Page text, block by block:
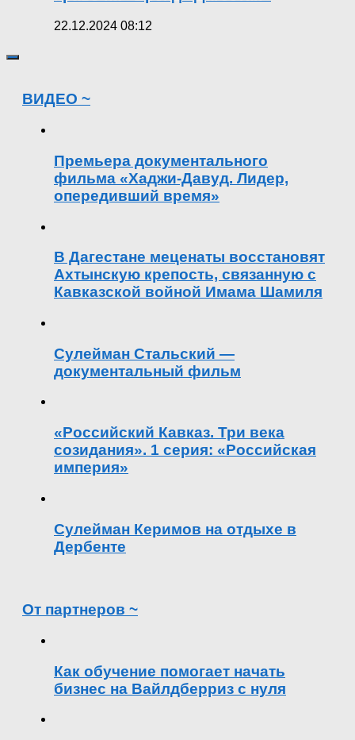
22.12.2024 08:12
ВИДЕО ~
Премьера документального
фильма «Хаджи-Давуд. Лидер,
опередивший время»
В Дагестане меценаты восстановят
Ахтынскую крепость, связанную с
Кавказской войной Имама Шамиля
Сулейман Стальский —
документальный фильм
«Российский Кавказ. Три века
созидания». 1 серия: «Российская
империя»
Сулейман Керимов на отдыхе в
Дербенте
От партнеров ~
Как обучение помогает начать
бизнес на Вайлдберриз с нуля